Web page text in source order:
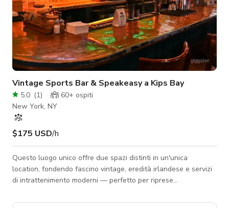
Vintage Sports Bar & Speakeasy a Kips Bay
5.0 (1) 60+ ospiti
New York, NY
$175 USD/h
Questo luogo unico offre due spazi distinti in un'unica
location, fondendo fascino vintage, eredità irlandese e servizi
di intrattenimento moderni — perfetto per riprese
incontri creativi. Bar anteriore – Estetica sportiva vintage Il bar